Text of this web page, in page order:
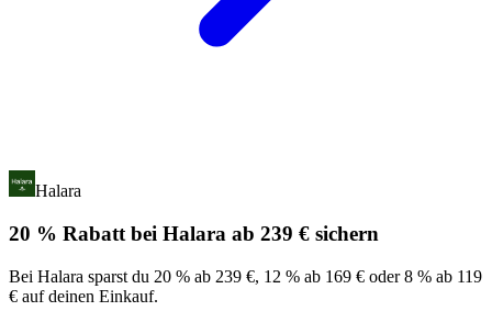
Halara
20 % Rabatt bei Halara ab 239 € sichern
Bei Halara sparst du 20 % ab 239 €, 12 % ab 169 € oder 8 % ab 119
€ auf deinen Einkauf.